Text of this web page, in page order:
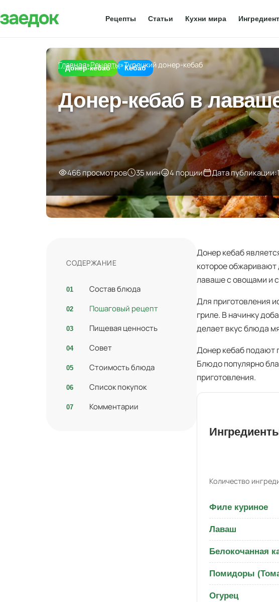
Рецепты Статьи Кухни мира
Главная»Рецепты»Турецкий донер-кебаб
Донер-кебаб Кебаб
Донер-кебаб в
466 просмотров 35 мин 4 порции Дата публикации:
СОДЕРЖАНИЕ
Состав блюда
Пошаговый рецепт
Пищевая ценность
Совет
Стоимость блюда
Список покупок
Комментарии
Донер кебаб
которое обжаривают
лаваше с овощами и
Для приготовления
гриле. В начинку
делает вкус блюда
Донер кебаб подают
Блюдо популярно
приготовления.
Количество
Филе куриное
Лаваш
Белокочанная
Помидоры
Огурец